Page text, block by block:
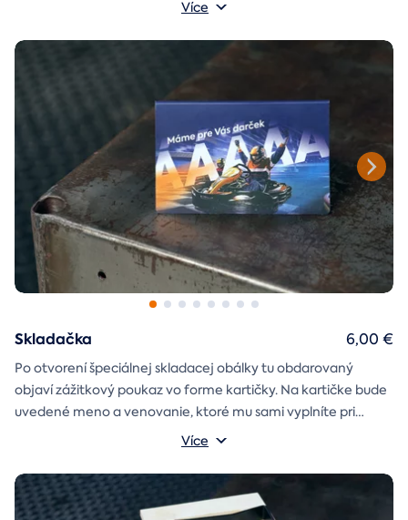
Více
Skladačka
Po otvorení špeciálnej skladacej obálky tu obdarovaný
objaví zážitkový poukaz vo forme kartičky. Na kartičke bude
uvedené meno a venovanie, ktoré mu sami vyplníte pri
Více
6,00 €